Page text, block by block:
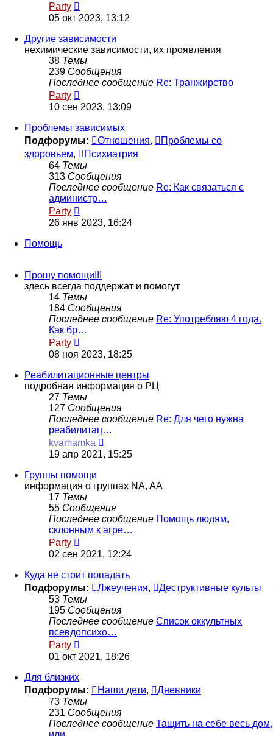
Party
к
последнему
сообщению
05 окт 2023, 13:12
Другие зависимости
нехимические зависимости, их проявления
38 Темы
239 Сообщения
Последнее сообщение Re: Транжирство
Party
к
последнему
сообщению
10 сен 2023, 13:09
Проблемы зависимых
Подфорумы:
Отношения,
Проблемы со
здоровьем,
Психиатрия
64 Темы
313 Сообщения
Последнее сообщение Re: Как связаться с
администр…
Party
к
последнему
26 янв 2023, 16:24
Помощь
Прошу помощи!!!
здесь всегда поддержат и помогут
14 Темы
184 Сообщения
Последнее сообщение Re: Употребляю 4 года.
Как бр…
Party
к
последнему
сообщению
08 ноя 2023, 18:25
Реабилитационные центры
подробная информация о РЦ
27 Темы
127 Сообщения
Последнее сообщение Re: Для чего нужна
реабилитац…
kvamamka
последнему
19 апр 2021, 15:25
Группы помощи
информация о группах NA, AA
17 Темы
55 Сообщения
Последнее сообщение Помощь людям,
склонным к агре…
Party
к
последнему
сообщению
02 сен 2021, 12:24
Куда не стоит попадать
Подфорумы:
Лжеучения,
Деструктивные культы
53 Темы
195 Сообщения
Последнее сообщение Список оккультных
псевдопсихо…
Party
к
последнему
01 окт 2021, 18:26
Для близких
Подфорумы:
Наши дети,
Дневники
73 Темы
231 Сообщения
Последнее сообщение Тащить на себе весь дом,